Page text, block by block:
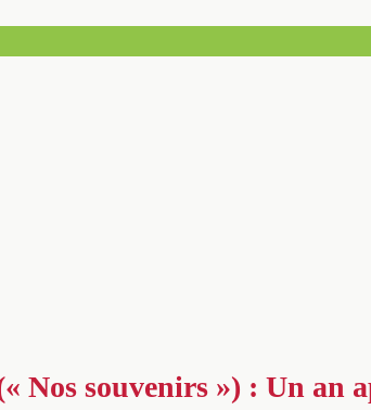
Nos souvenirs ») : Un an